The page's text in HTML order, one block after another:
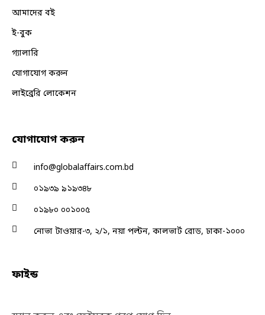
আমাদের বই
ই-বুক
গ্যালারি
যোগাযোগ করুন
লাইব্রেরি লোকেশন
যোগাযোগ করুন
info@globalaffairs.com.bd
০১৯৩৯ ৯১৯৩৪৮
০১৯৮০ ০০১০০৫
নোভা টাওয়ার-৩, ২/১, নয়া পল্টন, কালভার্ট রোড, ঢাকা-১০০০
ফাইন্ড